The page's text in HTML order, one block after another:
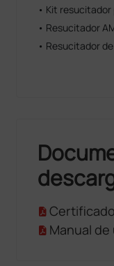
• Kit
• Resucitador
• Resucitador
Manual